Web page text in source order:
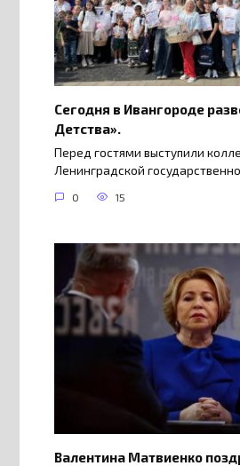
Сегодня в Ивангороде
Детства».
Перед гостями выступили
Ленинградской
0 15
Валентина Матвиенко